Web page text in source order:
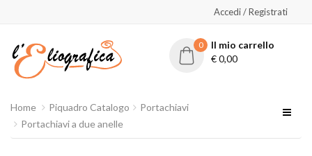
Accedi / Registrati
0
Il mio carrello
€0,00
Home Piquadro Catalogo
Portachiavi
Portachiavi a due anelle